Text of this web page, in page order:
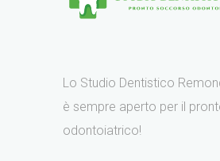
Lo Studio Dentistico
è sempre aperto per il
odontoiatrico!